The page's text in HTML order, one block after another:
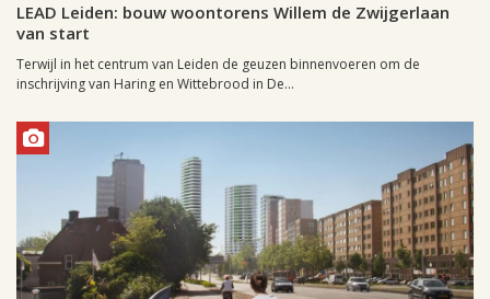
LEAD Leiden: bouw woontorens Willem de Zwijgerlaan
van start
Terwijl in het centrum van Leiden de geuzen binnenvoeren om de
inschrijving van Haring en Wittebrood in De...